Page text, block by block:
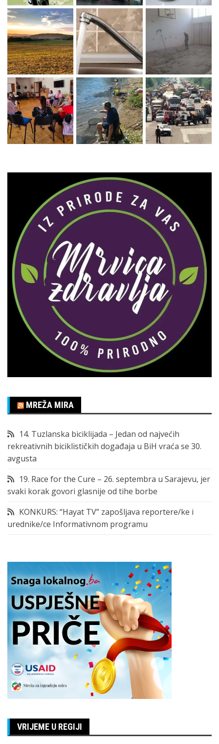
MREŽA MIRA
14. Tuzlanska biciklijada – Jedan od najvećih
rekreativnih biciklističkih događaja u BiH vraća se 30.
avgusta
19. Race for the Cure – 26. septembra u Sarajevu, jer
svaki korak govori glasnije od tihe borbe
KONKURS: “Hayat TV” zapošljava reportere/ke i
urednike/ce Informativnom programu
VRIJEME U REGIJI